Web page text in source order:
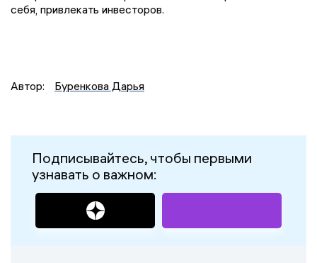
себя, привлекать инвесторов.
Автор: Буренкова Дарья
Подписывайтесь, чтобы первыми
узнавать о важном: